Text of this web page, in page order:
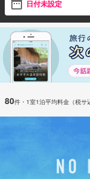
日付未設定
80件 ・1室1泊平均料金（税サ